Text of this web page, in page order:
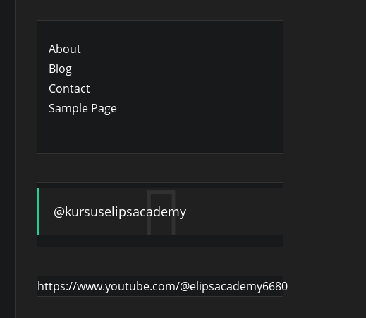
About
Blog
Contact
Sample Page
@kursuselipsacademy
https://www.youtube.com/@elipsacademy6680